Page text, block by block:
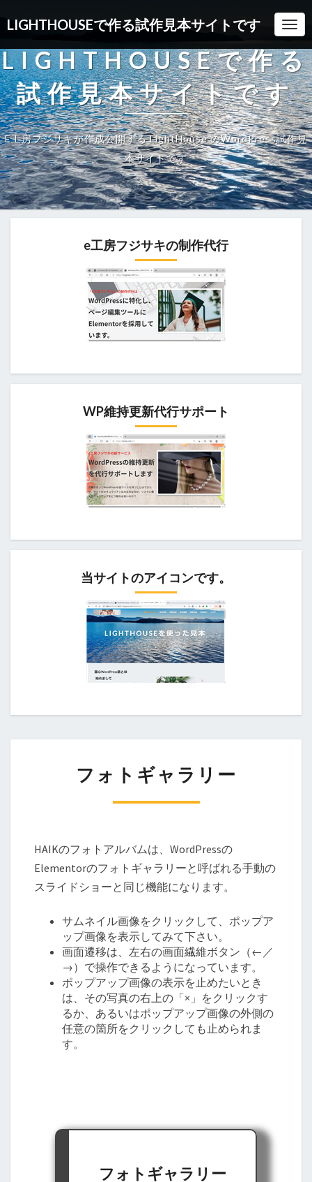
LIGHTHOUSEで作る試作見本サイトです
LIGHTHOUSEで作る
試作見本サイトです
E工房フジサキが作成公開する LightHouse のWordPress試作見
本サイトです
e工房フジサキの制作代行
WP維持更新代行サポート
当サイトのアイコンです。
フォトギャラリー
HAIKのフォトアルバムは、WordPressの
Elementorのフォトギャラリーと呼ばれる手動の
スライドショーと同じ機能になります。
サムネイル画像をクリックして、ポップア
ップ画像を表示してみて下さい。
画面遷移は、左右の画面繊維ボタン（←／
→）で操作できるようになっています。
ポップアップ画像の表示を止めたいとき
は、その写真の右上の「×」をクリックす
るか、あるいはポップアップ画像の外側の
任意の箇所をクリックしても止められま
す。
フォトギャラリー